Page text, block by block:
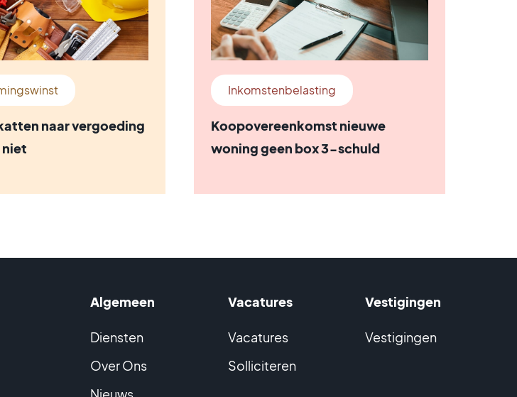
naar vergoeding
Inkomstenbelasting
Koopovereenkomst nieuwe
woning geen box 3-schuld
Algemeen
Diensten
Over Ons
Vacatures
Vacatures
Solliciteren
Vestigingen
Vestigingen